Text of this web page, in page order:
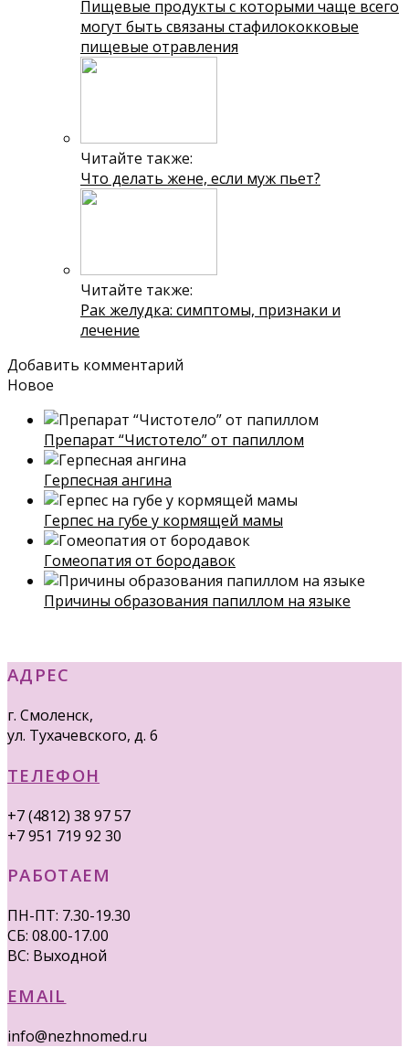
Пищевые продукты с которыми чаще всего
могут быть связаны стафилококковые
пищевые отравления
Читайте также:
Что делать жене, если муж пьет?
Читайте также:
Рак желудка: симптомы, признаки и
лечение
Добавить комментарий
Новое
Препарат “Чистотело” от папиллом
Герпесная ангина
Герпес на губе у кормящей мамы
Гомеопатия от бородавок
Причины образования папиллом на языке
АДРЕС
г. Смоленск,
ул. Тухачевского, д. 6
ТЕЛЕФОН
+7 (4812) 38 97 57
+7 951 719 92 30
РАБОТАЕМ
ПН-ПТ: 7.30-19.30
СБ: 08.00-17.00
ВС: Выходной
EMAIL
info@nezhnomed.ru